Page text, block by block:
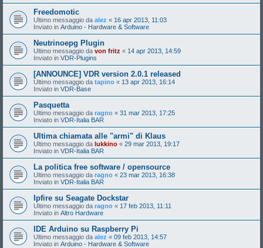
Freedomotic
Ultimo messaggio da alez « 16 apr 2013, 11:03
Inviato in Arduino - Hardware & Software
Neutrinoepg Plugin
Ultimo messaggio da von fritz « 14 apr 2013, 14:59
Inviato in VDR-Plugins
[ANNOUNCE] VDR version 2.0.1 released
Ultimo messaggio da tapino « 13 apr 2013, 16:14
Inviato in VDR-Base
Pasquetta
Ultimo messaggio da ragno « 31 mar 2013, 17:25
Inviato in VDR-Italia BAR
Ultima chiamata alle "armi" di Klaus
Ultimo messaggio da lukkino « 29 mar 2013, 19:17
Inviato in VDR-Italia BAR
La politica free software / opensource
Ultimo messaggio da ragno « 23 mar 2013, 16:38
Inviato in VDR-Italia BAR
Ipfire su Seagate Dockstar
Ultimo messaggio da ragno « 17 feb 2013, 11:11
Inviato in Altro Hardware
IDE Arduino su Raspberry Pi
Ultimo messaggio da alez « 09 feb 2013, 14:57
Inviato in Arduino - Hardware & Software